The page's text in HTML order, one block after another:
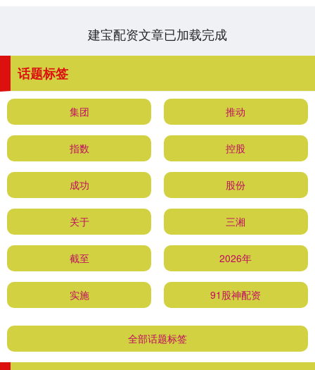
建宝配资文章已加载完成
话题标签
集团 推动
指数 控股
成功 股份
关于 三湘
截至 2026年
实施 91股神配资
全部话题标签